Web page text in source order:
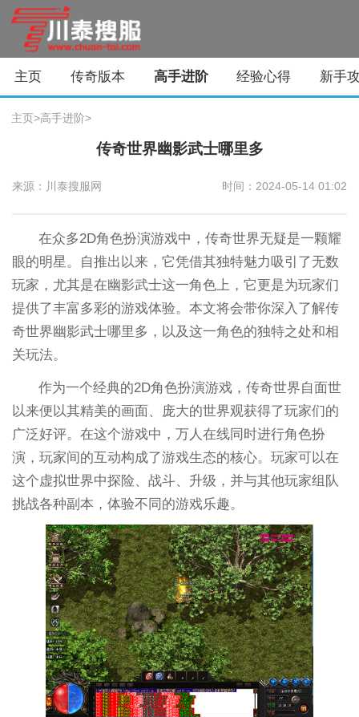
主页 传奇版本 高手进阶 经验心得 新手
主页>高手进阶>
传奇世界幽影武士哪里多
来源：川泰搜服网 时间：2024-05-14 01:02
在众多2D角色扮演游戏中，传奇世界无疑是一颗耀
眼的明星。自推出以来，它凭借其独特魅力吸引了无数
玩家，尤其是在幽影武士这一角色上，它更是为玩家们
提供了丰富多彩的游戏体验。本文将会带你深入了解传
奇世界幽影武士哪里多，以及这一角色的独特之处和相
关玩法。
作为一个经典的2D角色扮演游戏，传奇世界自面世
以来便以其精美的画面、庞大的世界观获得了玩家们的
广泛好评。在这个游戏中，万人在线同时进行角色扮
演，玩家间的互动构成了游戏生态的核心。玩家可以在
这个虚拟世界中探险、战斗、升级，并与其他玩家组队
挑战各种副本，体验不同的游戏乐趣。